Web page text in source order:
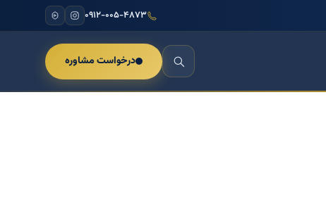
۰۹۱۲-۰۰۵-۴۸۷۳
درخواست مشاوره